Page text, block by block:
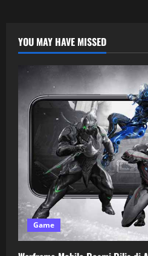
YOU MAY HAVE MISSED
Game